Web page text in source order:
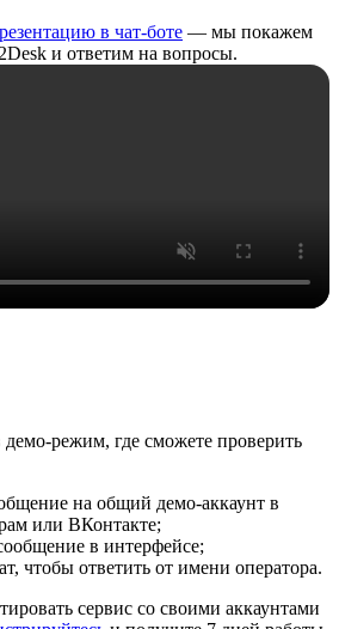
в чат-боте — мы покажем
и ответим на вопросы.
режим, где сможете проверить
на общий демо-аккаунт в
или ВКонтакте;
в интерфейсе;
чтобы ответить от имени оператора.
сервис со своими аккаунтами